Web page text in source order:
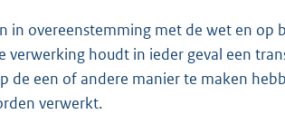
in overeenstemming met de wet en op
verwerking houdt in ieder geval een
de een of andere manier te maken
verwerkt.